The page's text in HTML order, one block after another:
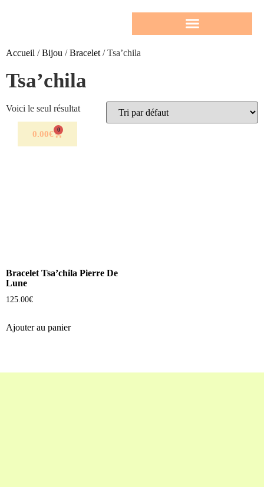
0.00€ 0
Accueil /Bijou /Bracelet / Tsa’chila
Tsa’chila
Voici le seul résultat
Bracelet Tsa’chila Pierre De
Lune
125.00€
Ajouter au panier